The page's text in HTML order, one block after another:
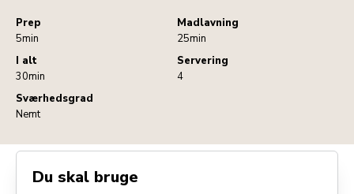
Prep
5min
Madlavning
25min
I alt
30min
Servering
4
Sværhedsgrad
Nemt
Du skal bruge